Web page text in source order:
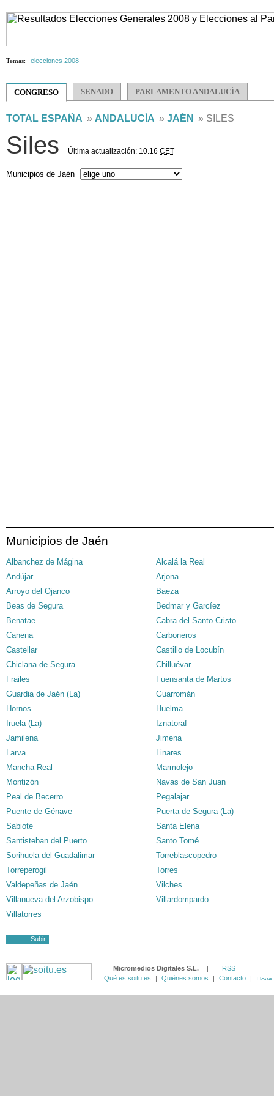
Temas: elecciones 2008
CONGRESO SENADO PARLAMENTO ANDALUCÍA
TOTAL ESPAÑA » ANDALUCÍA » JAÉN » SILES
Siles Última actualización: 10.16 CET
Municipios de Jaén
Municipios de Jaén
Albanchez de Mágina
Alcalá la Real
Andújar
Arjona
Arroyo del Ojanco
Baeza
Beas de Segura
Bedmar y Garcíez
Benatae
Cabra del Santo Cristo
Canena
Carboneros
Castellar
Castillo de Locubín
Chiclana de Segura
Chilluévar
Frailes
Fuensanta de Martos
Guardia de Jaén (La)
Guarromán
Hornos
Huelma
Iruela (La)
Iznatoraf
Jamilena
Jimena
Larva
Linares
Mancha Real
Marmolejo
Montizón
Navas de San Juan
Peal de Becerro
Pegalajar
Puente de Génave
Puerta de Segura (La)
Sabiote
Santa Elena
Santisteban del Puerto
Santo Tomé
Sorihuela del Guadalimar
Torreblascopedro
Torreperogil
Torres
Valdepeñas de Jaén
Vilches
Villanueva del Arzobispo
Villardompardo
Villatorres
Subir
Micromedios Digitales S.L. |
RSS
Qué es soitu.es
| Quiénes somos | Contacto |